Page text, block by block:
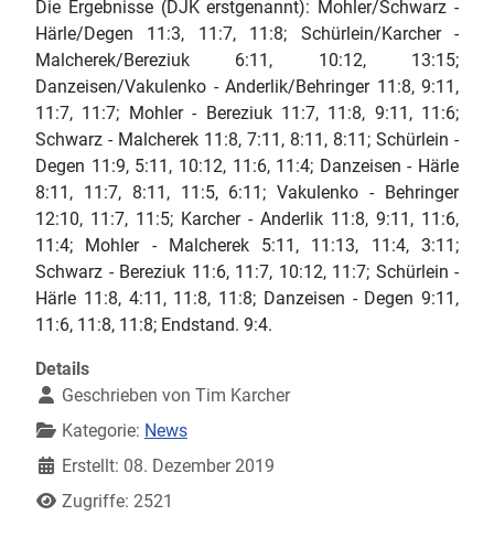
Die Ergebnisse (DJK erstgenannt): Mohler/Schwarz -
Härle/Degen 11:3, 11:7, 11:8; Schürlein/Karcher -
Malcherek/Bereziuk 6:11, 10:12, 13:15;
Danzeisen/Vakulenko - Anderlik/Behringer 11:8, 9:11,
11:7, 11:7; Mohler - Bereziuk 11:7, 11:8, 9:11, 11:6;
Schwarz - Malcherek 11:8, 7:11, 8:11, 8:11; Schürlein -
Degen 11:9, 5:11, 10:12, 11:6, 11:4; Danzeisen - Härle
8:11, 11:7, 8:11, 11:5, 6:11; Vakulenko - Behringer
12:10, 11:7, 11:5; Karcher - Anderlik 11:8, 9:11, 11:6,
11:4; Mohler - Malcherek 5:11, 11:13, 11:4, 3:11;
Schwarz - Bereziuk 11:6, 11:7, 10:12, 11:7; Schürlein -
Härle 11:8, 4:11, 11:8, 11:8; Danzeisen - Degen 9:11,
11:6, 11:8, 11:8; Endstand. 9:4.
Details
Geschrieben von Tim Karcher
Kategorie: News
Erstellt: 08. Dezember 2019
Zugriffe: 2521